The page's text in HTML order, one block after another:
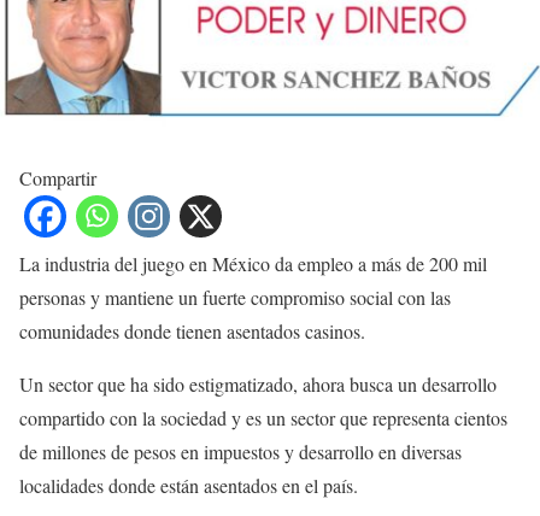
Compartir
La industria del juego en México da empleo a más de 200 mil
personas y mantiene un fuerte compromiso social con las
comunidades donde tienen asentados casinos.
Un sector que ha sido estigmatizado, ahora busca un desarrollo
compartido con la sociedad y es un sector que representa cientos
de millones de pesos en impuestos y desarrollo en diversas
localidades donde están asentados en el país.